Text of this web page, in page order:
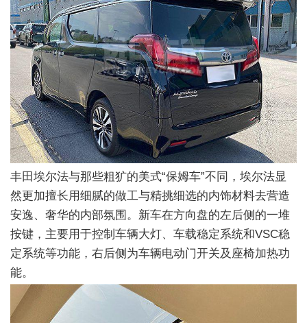
丰田埃尔法与那些粗犷的美式“保姆车”不同，埃尔法显
然更加擅长用细腻的做工与精挑细选的内饰材料去营造
安逸、奢华的内部氛围。新车在方向盘的左后侧的一堆
按键，主要用于控制车辆大灯、车载稳定系统和VSC稳
定系统等功能，右后侧为车辆电动门开关及座椅加热功
能。